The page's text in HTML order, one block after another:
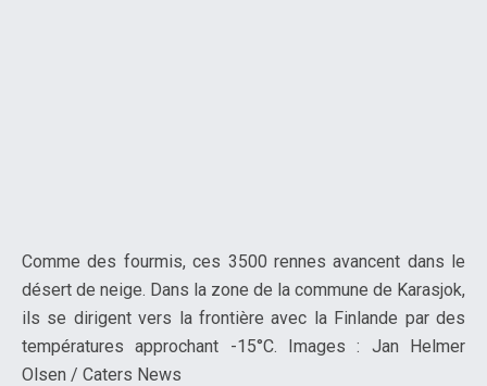
Comme des fourmis, ces 3500 rennes avancent dans le
désert de neige. Dans la zone de la commune de Karasjok,
ils se dirigent vers la frontière avec la Finlande par des
températures approchant -15°C. Images : Jan Helmer
Olsen / Caters News